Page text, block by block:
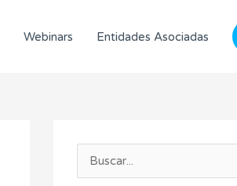
Webinars Entidades Asociadas
t
c